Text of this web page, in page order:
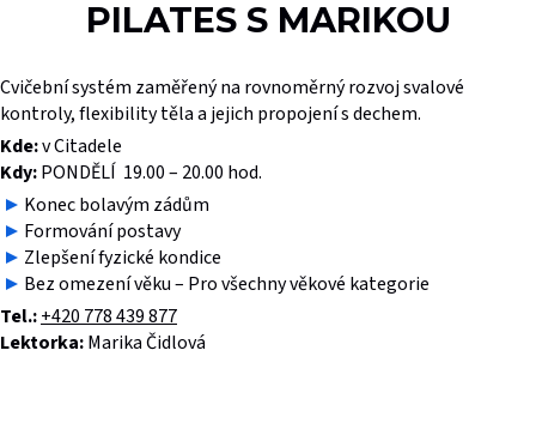
PILATES S MARIKOU
Cvičební systém zaměřený na rovnoměrný rozvoj svalové
kontroly, flexibility těla a jejich propojení s dechem.
Kde:v Citadele
Kdy:PONDĚLÍ 19.00 – 20.00 hod.
Konec bolavým zádům
Formování postavy
Zlepšení fyzické kondice
Bez omezení věku – Pro všechny věkové kategorie
Tel.:+420 778 439 877
Lektorka:Marika Čidlová